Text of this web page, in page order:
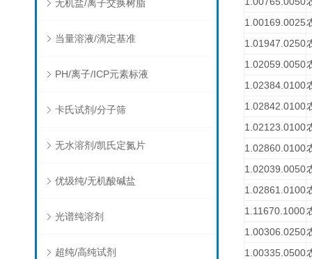
无机盐/离子交换树脂
当量溶液/滴定基准
PH/离子/ICP元素标液
卡氏试剂/分子筛
无水溶剂/凯氏定氮片
优级纯/无机酸碱盐
光谱纯溶剂
超纯/高纯试剂
1.00169.0025
1.01947.0250
1.02059.0050
1.02384.0100
1.02842.0100
1.02123.0100
1.02860.0100
1.02039.0050
1.02861.0100
1.11670.1000
1.00306.0250
1.00335.0500